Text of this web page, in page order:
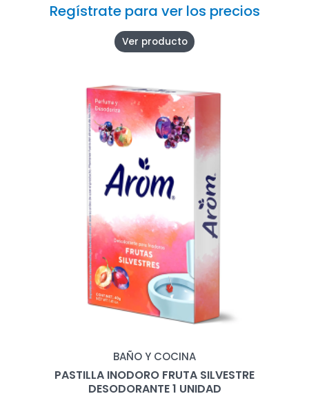
Regístrate para ver los precios
Ver producto
BAÑO Y COCINA
PASTILLA INODORO FRUTA SILVESTRE
DESODORANTE 1 UNIDAD